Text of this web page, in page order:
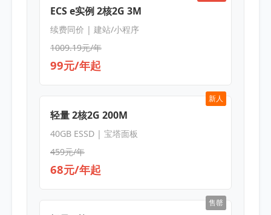
ECS e实例 2核2G 3M
续费同价 | 建站/小程序
1009.19元/年
99元/年起
新人
轻量 2核2G 200M
40GB ESSD | 宝塔面板
459元/年
68元/年起
售罄